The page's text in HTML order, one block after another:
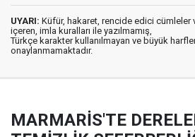
UYARI: Küfür, hakaret, rencide edici cümleler
içeren, imla kuralları ile yazılmamış,
Türkçe karakter kullanılmayan ve büyük
onaylanmamaktadır.
MARMARİS'TE